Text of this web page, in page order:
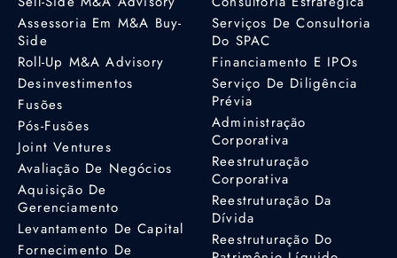
Assessoria Em M&A Buy-
Side
Roll-Up M&A Advisory
Desinvestimentos
Fusões
Pós-Fusões
Joint Ventures
Avaliação De Negócios
Aquisição De
Gerenciamento
Levantamento De Capital
Fornecimento De
Serviços De Consultoria
Do SPAC
Financiamento E IPOs
Serviço De Diligência
Prévia
Administração
Corporativa
Reestruturação
Corporativa
Reestruturação Da
Dívida
Reestruturação Do